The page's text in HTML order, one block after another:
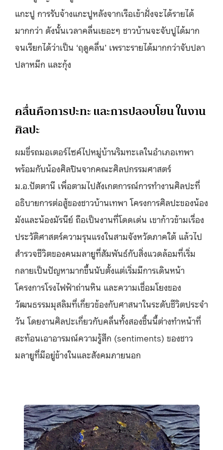
แกะปู การรับจ้างแกะปูหลังจากเรือเข้าฝั่งจะได้รายได้
มากกว่า ดังนั้นเวลาคลื่นเยอะๆ ชาวบ้านจะจับปูได้มาก
จนเรียกได้ว่าเป็น ‘ฤดูคลื่น’ เพราะรายได้มากกว่าจับปลา
ปลาหมึก และกุ้ง
คลื่นคือการปะทะ และการปลอบโยน ในงาน
ศิลปะ
ผมขี่รถมอเตอร์ไซค์ไปหมู่บ้านริมทะเลในอำเภอเทพา
พร้อมกับน้องศิลปินจากคณะศิลปกรรมศาสตร์
ม.อ.ปัตตานี เพื่อตามไปสังเกตการณ์การทำงานศิลปะที่
อธิบายการต่อสู้ของชาวบ้านเทพา โครงการศิลปะของน้อง
มังและน้องมัรนีย์ ถือเป็นงานที่โดดเด่น เขาก้าวข้ามเรื่อง
ประวัติศาสตร์ความรุนแรงในสามจังหวัดภาคใต้ แล้วไป
สำรวจชีวิตของคนมลายูที่สัมพันธ์กับสิ่งแวดล้อมที่เริ่ม
กลายเป็นปัญหามากขึ้นนับตั้งแต่เริ่มมีการเดินหน้า
โครงการโรงไฟฟ้าถ่านหิน และความเชื่อมโยงของ
วัฒนธรรมมุสลิมที่เกี่ยวข้องกับศาสนาในระดับชีวิตประจำ
วัน โดยงานศิลปะเกี่ยวกับคลื่นทั้งสองชิ้นนี้ต่างทำหน้าที่
สะท้อนเอาอารมณ์ความรู้สึก (sentiments) ของชาว
มลายูที่มีอยู่ข้างในและสังคมภายนอก